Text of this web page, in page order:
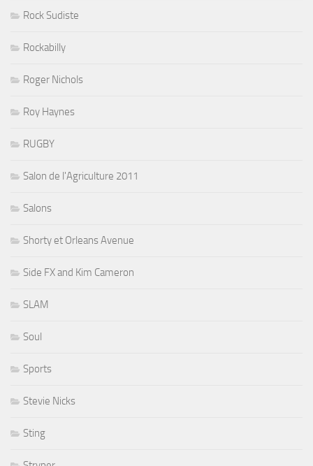
Rock Sudiste
Rockabilly
Roger Nichols
Roy Haynes
RUGBY
Salon de l'Agriculture 2011
Salons
Shorty et Orleans Avenue
Side FX and Kim Cameron
SLAM
Soul
Sports
Stevie Nicks
Sting